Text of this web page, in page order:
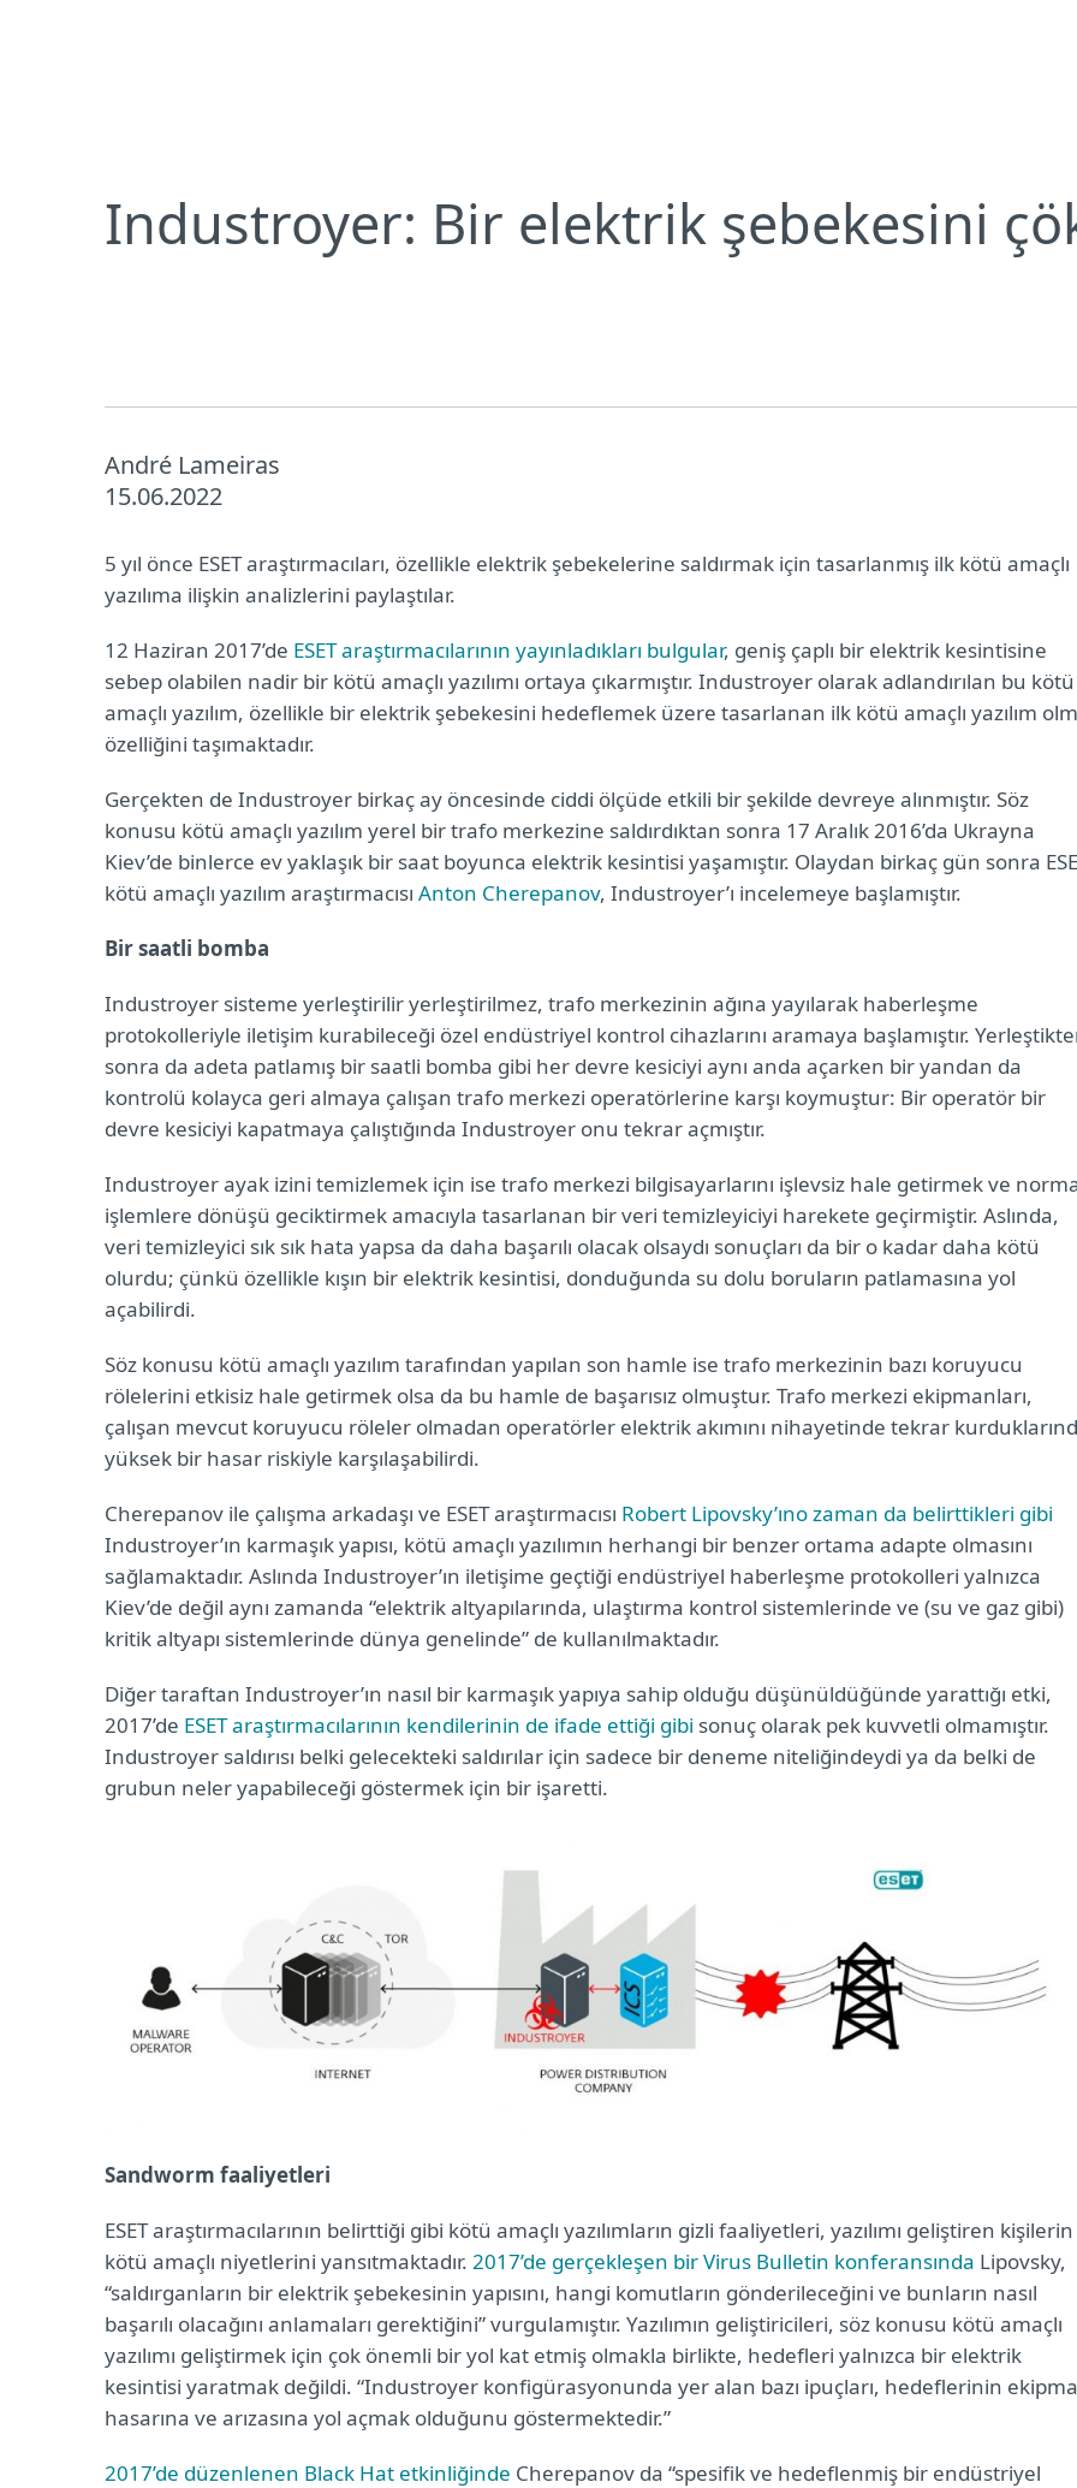
Industroyer: Bir elektrik şebekesini
André Lameiras
15.06.2022
5 yıl önce ESET araştırmacıları, özellikle elektrik şebekelerine saldırmak için tasarlanmış ilk kötü amaçlı
yazılıma ilişkin analizlerini paylaştılar.
12 Haziran 2017’de ESET araştırmacılarının yayınladıkları bulgular, geniş çaplı bir elektrik kesintisine
sebep olabilen nadir bir kötü amaçlı yazılımı ortaya çıkarmıştır. Industroyer olarak adlandırılan bu kötü
amaçlı yazılım, özellikle bir elektrik şebekesini hedeflemek üzere tasarlanan ilk kötü amaçlı yazılım
özelliğini taşımaktadır.
Gerçekten de Industroyer birkaç ay öncesinde ciddi ölçüde etkili bir şekilde devreye alınmıştır. Söz
konusu kötü amaçlı yazılım yerel bir trafo merkezine saldırdıktan sonra 17 Aralık 2016’da Ukrayna
Kiev’de binlerce ev yaklaşık bir saat boyunca elektrik kesintisi yaşamıştır. Olaydan birkaç gün sonra
kötü amaçlı yazılım araştırmacısı Anton Cherepanov, Industroyer’ı incelemeye başlamıştır.
Bir saatli bomba
Industroyer sisteme yerleştirilir yerleştirilmez, trafo merkezinin ağına yayılarak haberleşme
protokolleriyle iletişim kurabileceği özel endüstriyel kontrol cihazlarını aramaya başlamıştır.
sonra da adeta patlamış bir saatli bomba gibi her devre kesiciyi aynı anda açarken bir yandan da
kontrolü kolayca geri almaya çalışan trafo merkezi operatörlerine karşı koymuştur: Bir operatör bir
devre kesiciyi kapatmaya çalıştığında Industroyer onu tekrar açmıştır.
Industroyer ayak izini temizlemek için ise trafo merkezi bilgisayarlarını işlevsiz hale getirmek ve
işlemlere dönüşü geciktirmek amacıyla tasarlanan bir veri temizleyiciyi harekete geçirmiştir. Aslında,
veri temizleyici sık sık hata yapsa da daha başarılı olacak olsaydı sonuçları da bir o kadar daha kötü
olurdu; çünkü özellikle kışın bir elektrik kesintisi, donduğunda su dolu boruların patlamasına yol
açabilirdi.
Söz konusu kötü amaçlı yazılım tarafından yapılan son hamle ise trafo merkezinin bazı koruyucu
rölelerini etkisiz hale getirmek olsa da bu hamle de başarısız olmuştur. Trafo merkezi ekipmanları,
çalışan mevcut koruyucu röleler olmadan operatörler elektrik akımını nihayetinde tekrar
yüksek bir hasar riskiyle karşılaşabilirdi.
Cherepanov ile çalışma arkadaşı ve ESET araştırmacısı Robert Lipovsky’ıno zaman da belirttikleri gibi
Industroyer’ın karmaşık yapısı, kötü amaçlı yazılımın herhangi bir benzer ortama adapte olmasını
sağlamaktadır. Aslında Industroyer’ın iletişime geçtiği endüstriyel haberleşme protokolleri yalnızca
Kiev’de değil aynı zamanda “elektrik altyapılarında, ulaştırma kontrol sistemlerinde ve (su ve gaz gibi)
kritik altyapı sistemlerinde dünya genelinde” de kullanılmaktadır.
Diğer taraftan Industroyer’ın nasıl bir karmaşık yapıya sahip olduğu düşünüldüğünde yarattığı etki,
2017’de ESET araştırmacılarının kendilerinin de ifade ettiği gibi sonuç olarak pek kuvvetli olmamıştır.
Industroyer saldırısı belki gelecekteki saldırılar için sadece bir deneme niteliğindeydi ya da belki de
grubun neler yapabileceği göstermek için bir işaretti.
Sandworm faaliyetleri
ESET araştırmacılarının belirttiği gibi kötü amaçlı yazılımların gizli faaliyetleri, yazılımı geliştiren kişilerin
kötü amaçlı niyetlerini yansıtmaktadır. 2017’de gerçekleşen bir Virus Bulletin konferansında Lipovsky,
“saldırganların bir elektrik şebekesinin yapısını, hangi komutların gönderileceğini ve bunların nasıl
başarılı olacağını anlamaları gerektiğini” vurgulamıştır. Yazılımın geliştiricileri, söz konusu kötü amaçlı
yazılımı geliştirmek için çok önemli bir yol kat etmiş olmakla birlikte, hedefleri yalnızca bir elektrik
kesintisi yaratmak değildi. “Industroyer konfigürasyonunda yer alan bazı ipuçları, hedeflerinin
hasarına ve arızasına yol açmak olduğunu göstermektedir.”
2017’de düzenlenen Black Hat etkinliğinde Cherepanov da “spesifik ve hedeflenmiş bir endüstriyel